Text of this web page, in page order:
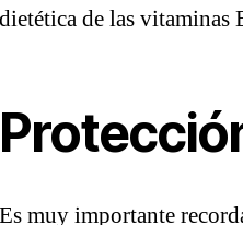
dietética de las vitaminas
Es muy importante